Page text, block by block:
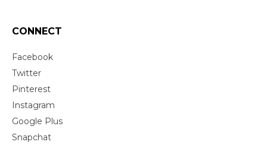
CONNECT
Facebook
Twitter
Pinterest
Instagram
Google Plus
Snapchat